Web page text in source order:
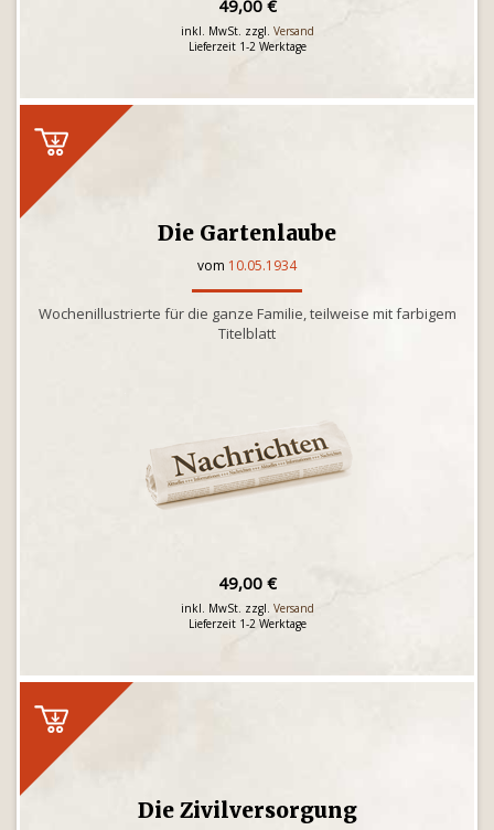
49,00 €
inkl. MwSt. zzgl. Versand
Lieferzeit 1-2 Werktage
Die Gartenlaube
vom 10.05.1934
Wochenillustrierte für die ganze Familie, teilweise mit farbigem
Titelblatt
49,00 €
inkl. MwSt. zzgl. Versand
Lieferzeit 1-2 Werktage
Die Zivilversorgung